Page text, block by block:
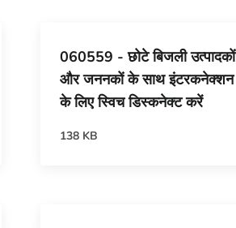
060559 - छोटे बिजली उत्पादकों
और जननकों के साथ इंटरकनेक्शन
के लिए स्विच डिस्कनेक्ट करें
138 KB